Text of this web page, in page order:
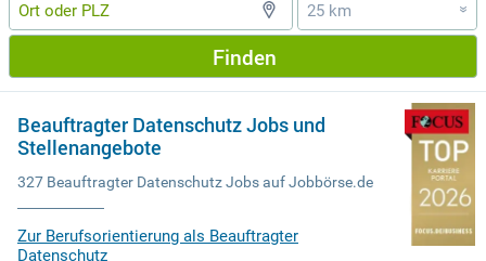
25 km »
Finden
Beauftragter Datenschutz Jobs und
Stellenangebote
327 Beauftragter Datenschutz Jobs auf Jobbörse.de
Zur Berufsorientierung als Beauftragter
Datenschutz